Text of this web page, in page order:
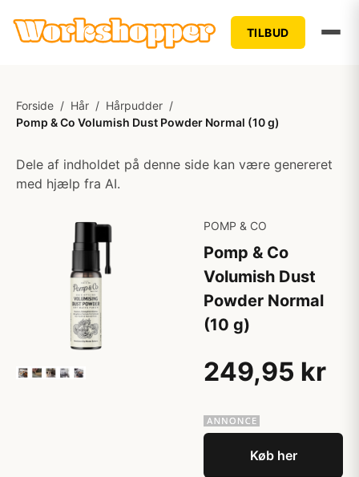
TILBUD
Forside / Hår / Hårpudder /
Pomp & Co Volumish Dust Powder Normal (10 g)
Dele af indholdet på denne side kan være genereret
med hjælp fra AI.
POMP & CO
Pomp & Co
Volumish Dust
Powder Normal
(10 g)
249,95 kr
Køb her